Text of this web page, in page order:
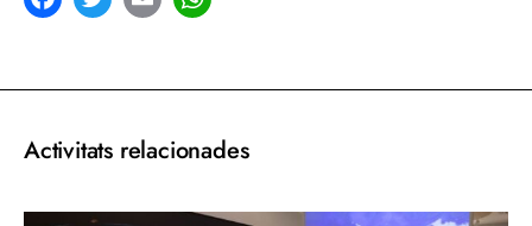
Activitats relacionades